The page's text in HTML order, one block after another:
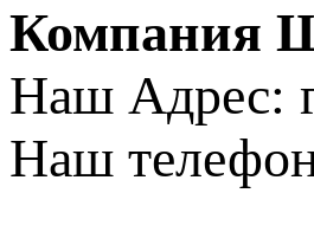
Компания
Наш Адрес:
Наш